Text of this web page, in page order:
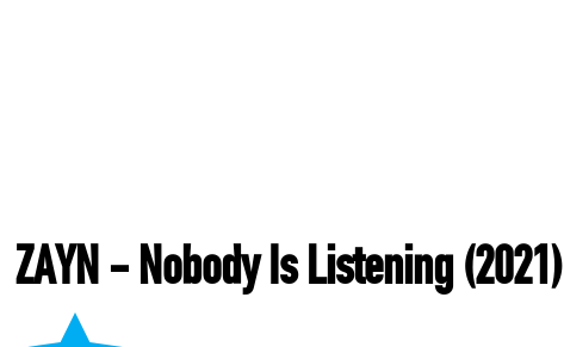
ZAYN- Nobody Is Listening(2021)